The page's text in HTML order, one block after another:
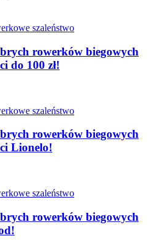
szaleństwo
rowerków biegowych
do 100 zł!
szaleństwo
rowerków biegowych
Lionelo!
szaleństwo
rowerków biegowych